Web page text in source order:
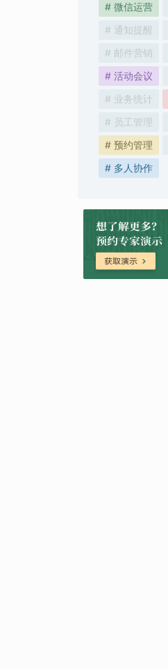
# 微信运营
# 通知提醒
# 邮件营销
# 活动会议
# 业务统计
# 员工管理
# 预约管理
# 多人协作